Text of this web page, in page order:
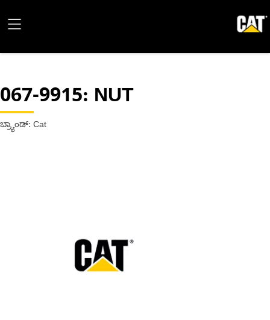
067-9915: NUT
ಬ್ರ್ಯಾಂಡ್: Cat